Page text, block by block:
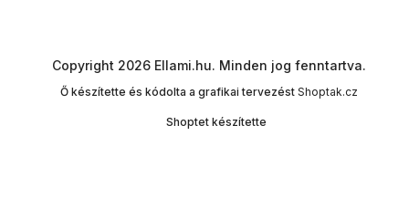
Shoptet készítette
Copyright 2026 Ellami.hu. Minden jog fenntartva.
Ő készítette és kódolta a grafikai tervezést Shoptak.cz